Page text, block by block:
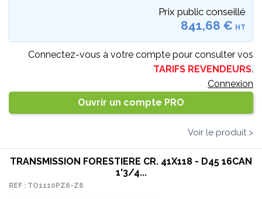
Prix public conseillé
841,68 € HT
Connectez-vous à votre compte pour consulter vos
TARIFS REVENDEURS.
Connexion
Ouvrir un compte PRO
Voir le produit >
TRANSMISSION FORESTIERE CR. 41X118 - D45 16CAN
1'3/4...
REF : TO1110PZ6-Z6